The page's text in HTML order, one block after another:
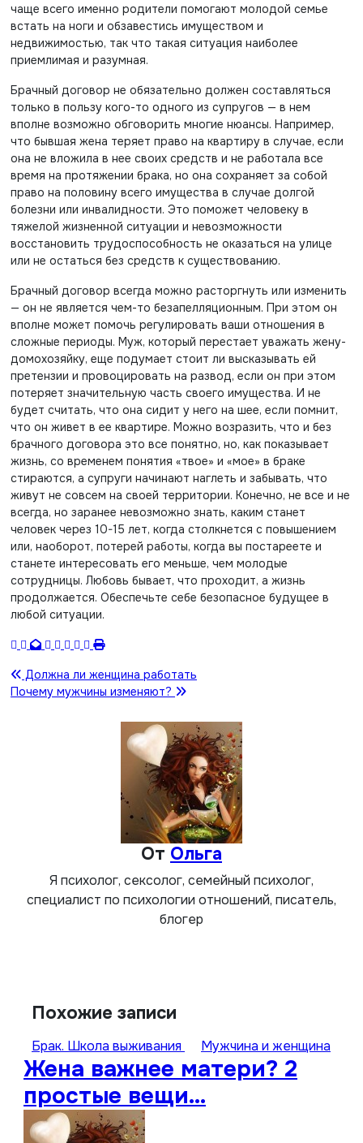
чаще всего именно родители помогают молодой семье
встать на ноги и обзавестись имуществом и
недвижимостью, так что такая ситуация наиболее
приемлимая и разумная.
Брачный договор не обязательно должен составляться
только в пользу кого-то одного из супругов — в нем
вполне возможно обговорить многие нюансы. Например,
что бывшая жена теряет право на квартиру в случае, если
она не вложила в нее своих средств и не работала все
время на протяжении брака, но она сохраняет за собой
право на половину всего имущества в случае долгой
болезни или инвалидности. Это поможет человеку в
тяжелой жизненной ситуации и невозможности
восстановить трудоспособность не оказаться на улице
или не остаться без средств к существованию.
Брачный договор всегда можно расторгнуть или изменить
— он не является чем-то безапелляционным. При этом он
вполне может помочь регулировать ваши отношения в
сложные периоды. Муж, который перестает уважать жену-
домохозяйку, еще подумает стоит ли высказывать ей
претензии и провоцировать на развод, если он при этом
потеряет значительную часть своего имущества. И не
будет считать, что она сидит у него на шее, если помнит,
что он живет в ее квартире. Можно возразить, что и без
брачного договора это все понятно, но, как показывает
жизнь, со временем понятия «твое» и «мое» в браке
стираются, а супруги начинают наглеть и забывать, что
живут не совсем на своей территории. Конечно, не все и не
всегда, но заранее невозможно знать, каким станет
человек через 10-15 лет, когда столкнется с повышением
или, наоборот, потерей работы, когда вы постареете и
станете интересовать его меньше, чем молодые
сотрудницы. Любовь бывает, что проходит, а жизнь
продолжается. Обеспечьте себе безопасное будущее в
любой ситуации.
Навигация
по
Должна ли женщина работать
Почему мужчины изменяют?
От Ольга
Я психолог, сексолог, семейный психолог,
специалист по психологии отношений, писатель,
блогер
Похожие записи
Брак. Школа выживания Мужчина и женщина
Жена важнее матери? 2
простые вещи…